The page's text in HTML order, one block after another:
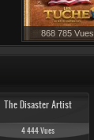
868 785 Vues
212 861 Vues
The Disaster Artist
4 444 Vues